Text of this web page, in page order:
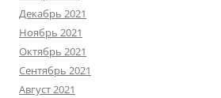
Декабрь 2021
Ноябрь 2021
Октябрь 2021
Сентябрь 2021
Август 2021